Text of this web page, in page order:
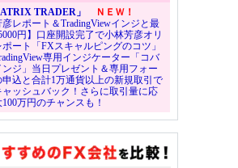
TRADER」
ＮＥＷ！
彦レポート＆TradingViewインジと最
円】口座開設完了で小林芳彦オリ
ート「FXスキャルピングのコツ」
専用インジケーター「コバ
ンジ」当日プレゼント＆専用フォー
込と合計1万通貨以上の新規取引で
ャッシュバック！さらに取引量に応
万円のチャンスも！